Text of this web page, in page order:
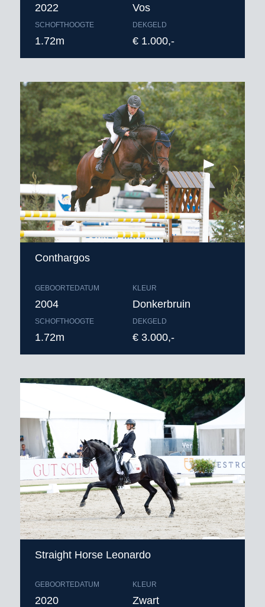
2022
SCHOFTHOOGTE
1.72m
Vos
DEKGELD
€ 1.000,-
Conthargos
GEBOORTEDATUM
2004
SCHOFTHOOGTE
1.72m
KLEUR
Donkerbruin
DEKGELD
€ 3.000,-
Straight Horse Leonardo
GEBOORTEDATUM
2020
KLEUR
Zwart